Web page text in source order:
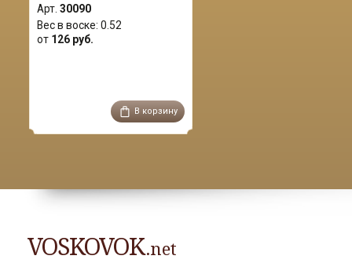
Арт. 30090
Вес в воске: 0.52
от 126 руб.
В корзину
VOSKOVOK.net